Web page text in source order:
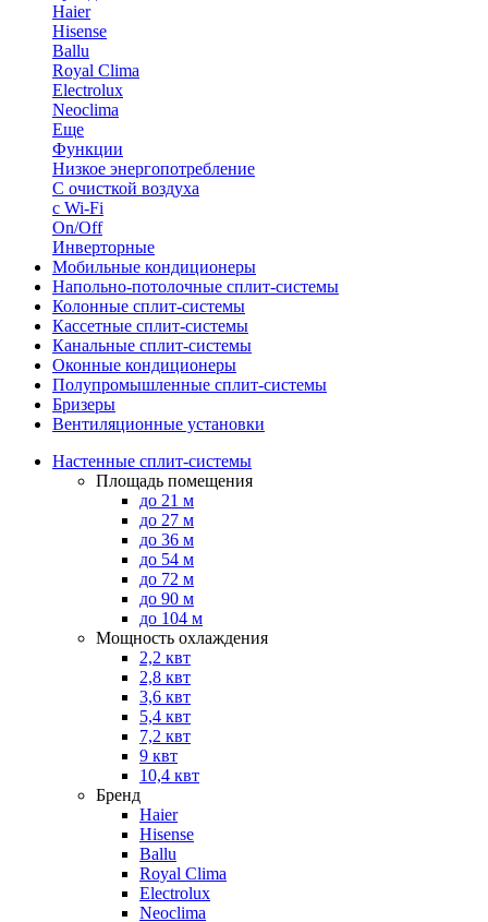
Haier
Hisense
Ballu
Royal Clima
Electrolux
Neoclima
Еще
Функции
Низкое энергопотребление
С очисткой воздуха
с Wi-Fi
On/Off
Инверторные
Мобильные кондиционеры
Напольно-потолоч​ные ​сплит-системы
Колонные ​​сплит-системы
Кассетные сплит-системы
Канальные сплит-системы
Оконные кондиционеры
Полупромышленные сплит-системы
Бризеры
Вентиляционные установки
Настенные сплит-системы
Площадь помещения
до 21 м
до 27 м
до 36 м
до 54 м
до 72 м
до 90 м
до 104 м
Мощность охлаждения
2,2 квт
2,8 квт
3,6 квт
5,4 квт
7,2 квт
9 квт
10,4 квт
Бренд
Haier
Hisense
Ballu
Royal Clima
Electrolux
Neoclima